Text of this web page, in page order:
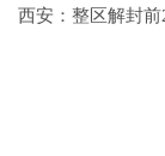
西安：整区解封